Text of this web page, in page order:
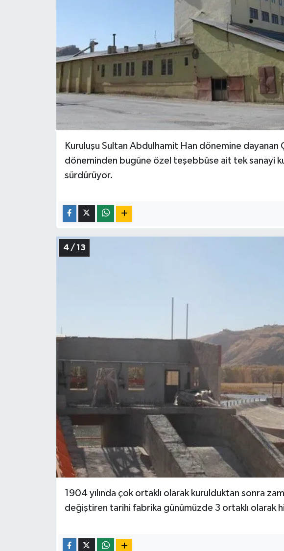
Kuruluşu Sultan Abdulhamit Han dönemine dayanan
döneminden bugüne özel teşebbüse ait tek sanayi
sürdürüyor.
4 / 13
1904 yılında çok ortaklı olarak kurulduktan sonra
değiştiren tarihi fabrika günümüzde 3 ortaklı olarak